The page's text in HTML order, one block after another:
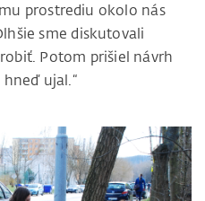
prostrediu okolo nás
sme diskutovali
Potom prišiel návrh
ujal.“